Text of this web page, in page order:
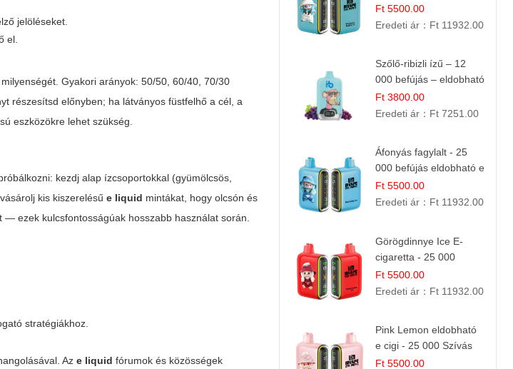
jelöléseket.
el.
Gyakori arányok: 50/50, 60/40, 70/30
részesítsd előnyben; ha látványos füstfelhő a cél, a
eszközökre lehet szükség.
kezdj alap ízcsoportokkal (gyümölcsös,
kis kiszerelésűe liquid mintákat, hogy olcsón és
ezek kulcsfontosságúak hosszabb használat során.
stratégiákhoz.
Aze liquid fórumok és közösségek
szívás
Ft 5500.00
Eredeti ár： Ft 11932.00
Szőlő-ribizli ízű – 12
000 befújás – eldobható
e cigi
Ft 3800.00
Eredeti ár： Ft 7251.00
Áfonyás fagylalt - 25
000 befújás eldobható e
cigi
Ft 5500.00
Eredeti ár： Ft 11932.00
Görögdinnye Ice E-
cigaretta - 25 000
befújás
Ft 5500.00
Eredeti ár： Ft 11932.00
Pink Lemon eldobható
e cigi - 25 000 Szívás
Ft 5500.00